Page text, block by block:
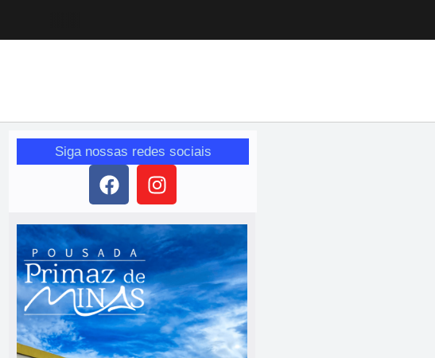
Siga nossas redes sociais